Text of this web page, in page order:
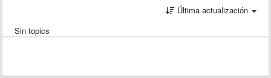
Última actualización
Sin topics